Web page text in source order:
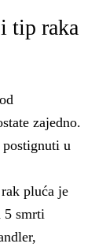
tip raka
zajedno.
postignuti u
pluća je
5 smrti